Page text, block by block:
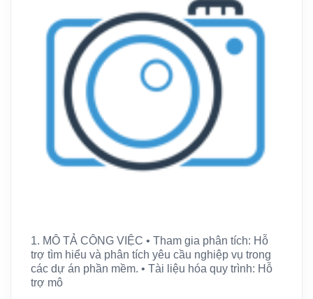
1. MÔ TẢ CÔNG VIỆC • Tham gia phân tích: Hỗ
trợ tìm hiểu và phân tích yêu cầu nghiệp vụ trong
các dự án phần mềm. • Tài liệu hóa quy trình: Hỗ
trợ mô